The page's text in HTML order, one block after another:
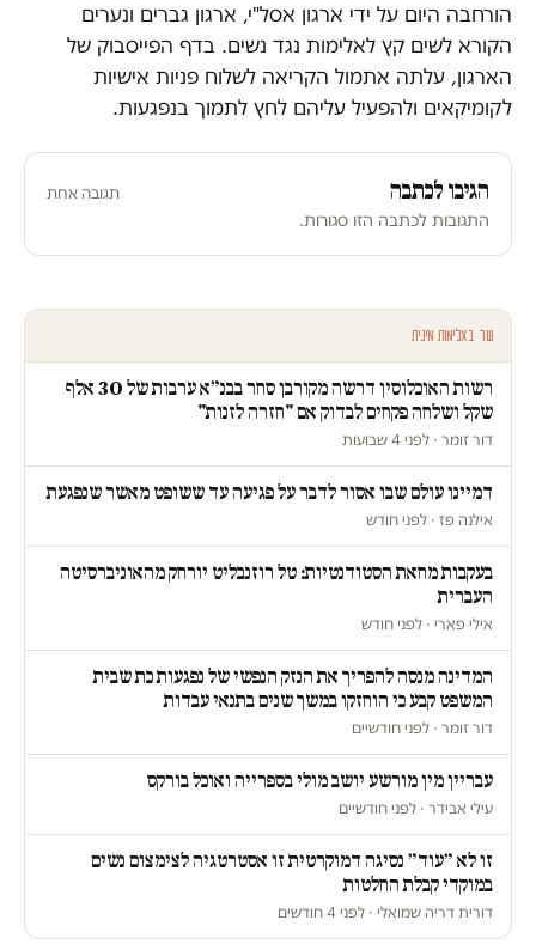
הורחבה היום על ידי ארגון אסל"י, ארגון גברים ונערים
הקורא לשים קץ לאלימות נגד נשים. בדף הפייסבוק של
הארגון, עלתה אתמול הקריאה לשלוח פניות אישיות
לקומיקאים ולהפעיל עליהם לחץ לתמוך בנפגעות.
הגיבו לכתבה תגובה אחת
התגובות לכתבה הזו סגורות.
עוד באלימות מינית
רשות האוכלוסין דרשה מקורבן סחר בבנ״א ערבות של 30 אלף
שקל ושלחה פקחים לבדוק אם "חזרה לזנות"
דור זומר · לפני 4 שבועות
דמיינו עולם שבו אסור לדבר על פגיעה עד ששופט מאשר שנפגעת
אילנה פז · לפני חודש
בעקבות מחאת הסטודנטיות: טל רוזנבליט יורחק מהאוניברסיטה
העברית
אילי פארי · לפני חודש
המדינה מנסה להפריך את הנזק הנפשי של נפגעות כת שבית
המשפט קבע כי הוחזקו במשך שנים בתנאי עבדות
דור זומר · לפני חודשיים
עבריין מין מורשע יושב מולי בספרייה ואוכל בורקס
עילי אבידר · לפני חודשיים
זו לא ״עוד״ נסיגה דמוקרטית זו אסטרטגיה לצימצום נשים
במוקדי קבלת החלטות
דורית דריה שמואלי · לפני 4 חודשים